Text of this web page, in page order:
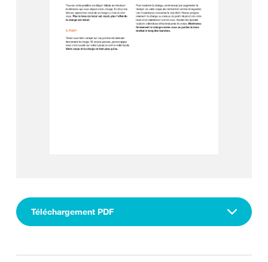
Téléchargement PDF